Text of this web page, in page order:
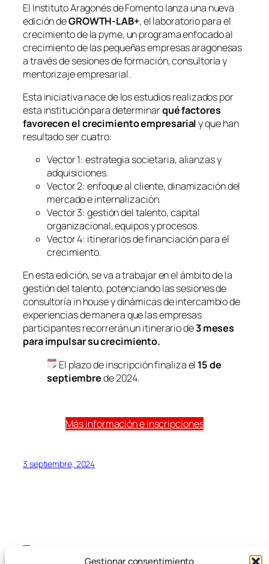
Gestionar consentimiento
El Instituto Aragonés de Fomento lanza una nueva
edición deGROWTH-LAB+, el laboratorio para el
crecimiento de la pyme, un programa enfocado al
crecimiento de las pequeñas empresas aragonesas
a través de sesiones de formación, consultoría y
mentorizaje empresarial.
Esta iniciativa nace de los estudios realizados por
esta institución para determinarqué factores
favorecen el crecimiento empresarialy que han
resultado ser cuatro:
Vector 1: estrategia societaria, alianzas y
adquisiciones.
Vector 2: enfoque al cliente, dinamización del
mercado e internalización.
Vector 3: gestión del talento, capital
organizacional, equipos y procesos.
Vector 4: itinerarios de financiación para el
crecimiento.
En esta edición, se va a trabajar en el ámbito de la
gestión del talento, potenciando las sesiones de
consultoría in house y dinámicas de intercambio de
experiencias de manera que las empresas
participantes recorrerán un itinerario de3 meses
para impulsar su crecimiento.
El plazo de inscripción finaliza el 15 de
septiembrede 2024.
Más información e inscripciones
3 septiembre, 2024